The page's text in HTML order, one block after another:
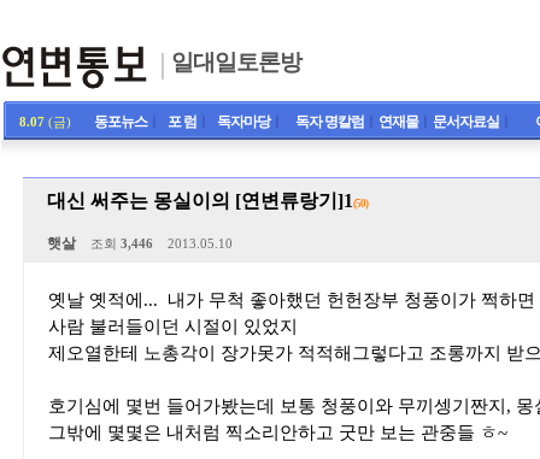
일대일토론방
8.07 (금) 동포뉴스ㅣ 포 럼 독자마당ㅣ 독자 명칼럼 연재물ㅣ 문서자료실
대신 써주는 몽실이의 [연변류랑기]1(50)
햇살 조회 3,446 2013.05.10
옛날 옛적에... 내가 무척 좋아했던 헌헌장부 청풍이가 쩍하
사람 불러들이던 시절이 있었지
제오열한테 노총각이 장가못가 적적해그렇다고 조롱까지 받
호기심에 몇번 들어가봤는데 보통 청풍이와 무끼셍기짠지, 몽
그밖에 몇몇은 내처럼 찍소리안하고 굿만 보는 관중들 ㅎ~